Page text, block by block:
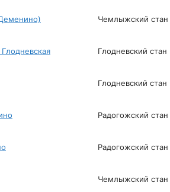
Чемлыжский стан
Глодневский
Глодневский
Радогожский
Радогожский
Чемлыжский стан